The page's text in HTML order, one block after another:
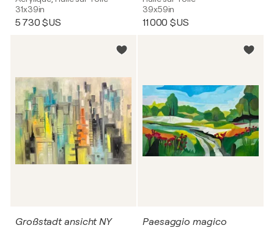
31x39in
5 730 $US
39x59in
11 000 $US
Großstadt ansicht NY Paesaggio magico